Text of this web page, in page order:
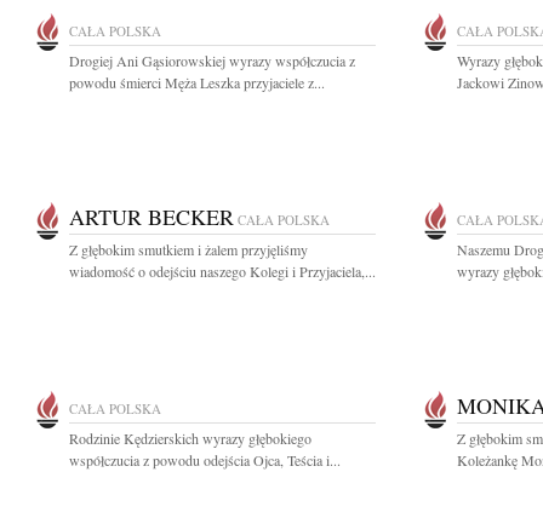
CAŁA POLSKA
Drogiej Ani Gąsiorowskiej wyrazy współczucia z
powodu śmierci Męża Leszka przyjaciele z...
CAŁA
Wyrazy
Jackowi
ARTUR BECKER CAŁA POLSKA
Z głębokim smutkiem i żalem przyjęliśmy
wiadomość o odejściu naszego Kolegi i Przyjaciela,...
CAŁA
Naszemu
wyrazy
CAŁA POLSKA
Rodzinie Kędzierskich wyrazy głębokiego
współczucia z powodu odejścia Ojca, Teścia i...
Z głębokim
Koleżankę